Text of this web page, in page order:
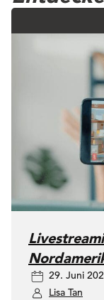
29. Juni
Lisa Tan